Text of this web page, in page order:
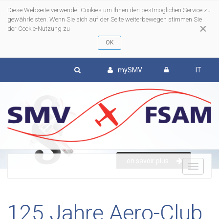
×
Diese Webseite verwendet Cookies um Ihnen den bestmöglichen Service zu
gewährleisten. Wenn Sie sich auf der Seite weiterbewegen stimmen Sie
der Cookie-Nutzung zu
mySMV IT
125 Jahre Aero-Club